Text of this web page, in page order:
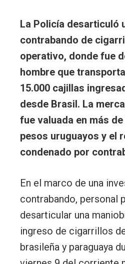
La Policía desarticuló
contrabando de
operativo, donde fue
hombre que
15.000 cajillas
desde Brasil. La
fue valuada en más
pesos uruguayos y el
condenado por
En el marco de una
contrabando, personal
desarticular una
ingreso de cigarrillos
brasileña y paraguaya